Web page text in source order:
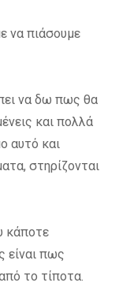
να πιάσουμε
να δω πως θα
και πολλά
αυτό και
στηρίζονται
κάποτε
πως
το τίποτα.